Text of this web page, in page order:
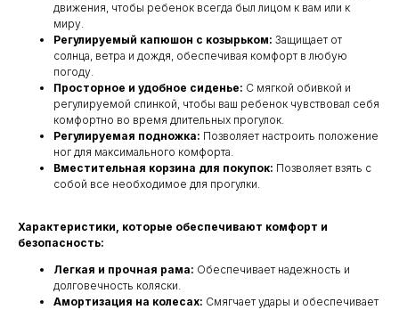
движения, чтобы ребенок всегда был лицом к вам или к
миру.
Регулируемый капюшон с козырьком: Защищает от
солнца, ветра и дождя, обеспечивая комфорт в любую
погоду.
Просторное и удобное сиденье: С мягкой обивкой и
регулируемой спинкой, чтобы ваш ребенок чувствовал себя
комфортно во время длительных прогулок.
Регулируемая подножка: Позволяет настроить положение
ног для максимального комфорта.
Вместительная корзина для покупок: Позволяет взять с
собой все необходимое для прогулки.
Характеристики, которые обеспечивают комфорт и
безопасность:
Легкая и прочная рама: Обеспечивает надежность и
долговечность коляски.
Амортизация на колесах: Смягчает удары и обеспечивает